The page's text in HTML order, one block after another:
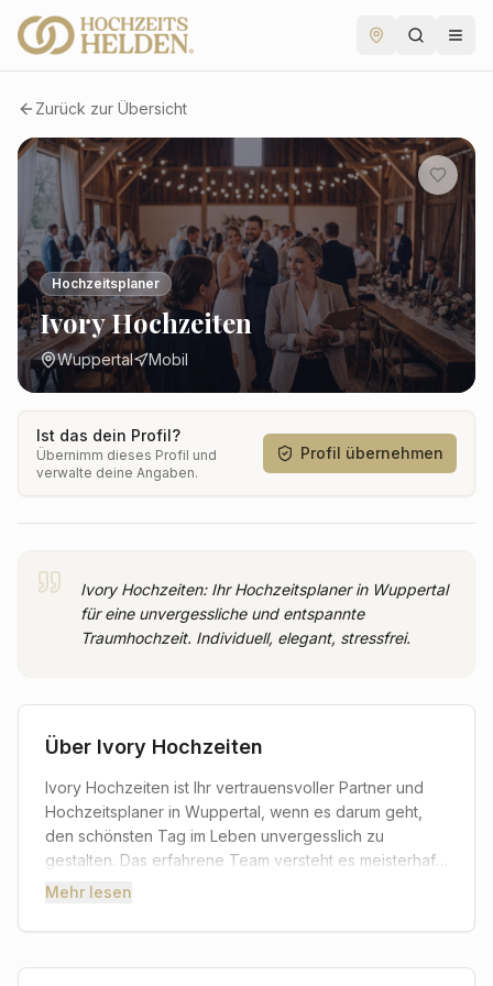
Zurück zur Übersicht
Hochzeitsplaner
Ivory Hochzeiten
Wuppertal Mobil
Ist das dein Profil?
Übernimm dieses Profil und
verwalte deine Angaben.
Profil übernehmen
Ivory Hochzeiten: Ihr Hochzeitsplaner in Wuppertal
für eine unvergessliche und entspannte
Traumhochzeit. Individuell, elegant, stressfrei.
Über Ivory Hochzeiten
Ivory Hochzeiten ist Ihr vertrauensvoller Partner und
Hochzeitsplaner in Wuppertal, wenn es darum geht,
den schönsten Tag im Leben unvergesslich zu
gestalten. Das erfahrene Team versteht es meisterhaft,
Ihre persönlichen Vorstellungen und Wünsche in ein
ersten Idee bis zum letzten Tanz – hier erhalten Sie
Mehr lesen